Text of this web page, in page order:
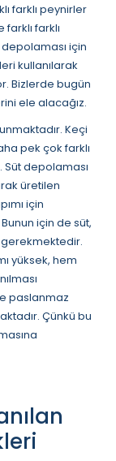
farklı peynirler
farklı
için
kullanılarak
Bizlerde bugün
ele alacağız.
Keçi
pek çok farklı
Süt depolaması
üretilen
için
için de süt,
gerekmektedir.
yüksek, hem
paslanmaz
Çünkü bu